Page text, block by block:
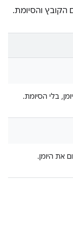
והסיומת.
בלי הסיומת.
את היומן.